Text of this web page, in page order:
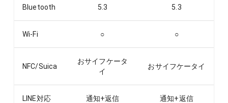
Bluetooth 5.3 5.3
Wi-Fi ○ ○
NFC/Suica
おサイフケータ
イ
おサイフケータイ
LINE対応 通知+返信 通知+返信